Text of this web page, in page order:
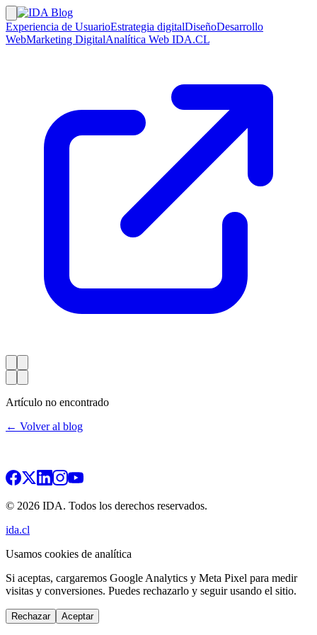
Experiencia de UsuarioEstrategia digitalDiseñoDesarrollo
WebMarketing DigitalAnalítica Web IDA.CL
Artículo no encontrado
← Volver al blog
© 2026 IDA. Todos los derechos reservados.
ida.cl
Usamos cookies de analítica
Si aceptas, cargaremos Google Analytics y Meta Pixel para medir
visitas y conversiones. Puedes rechazarlo y seguir usando el sitio.
Rechazar Aceptar